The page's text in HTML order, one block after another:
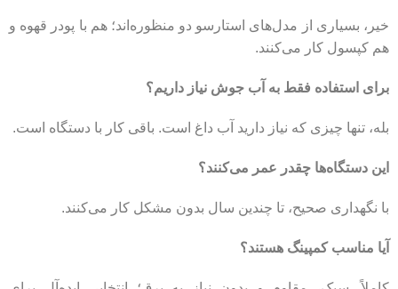
خیر، بسیاری از مدل‌های استارسو دو منظوره‌اند؛ هم با پودر قهوه و
هم کپسول کار می‌کنند.
برای استفاده فقط به آب جوش نیاز داریم؟
بله، تنها چیزی که نیاز دارید آب داغ است. باقی کار با دستگاه است.
این دستگاه‌ها چقدر عمر می‌کنند؟
با نگهداری صحیح، تا چندین سال بدون مشکل کار می‌کنند.
آیا مناسب کمپینگ هستند؟